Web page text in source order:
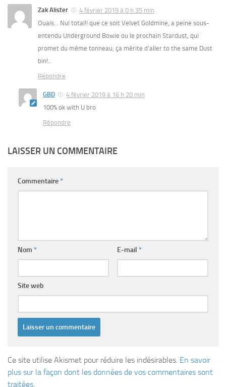
Zak Alister
4 février 2019 à 0 h 35 min
Ouais… Nul total!! que ce soit Velvet Goldmine, a peine sous-
entendu Underground Bowie ou le prochain Stardust, qui
promet du même tonneau, ça mérite d’aller to the same Dust
bin!..
Répondre
GBD
4 février 2019 à 16 h 20 min
100% ok with U bro
Répondre
LAISSER UN COMMENTAIRE
Commentaire*
Nom * E-mail *
Site web
Ce site utilise Akismet pour réduire les indésirables. En savoir
plus sur la façon dont les données de vos commentaires sont
traitées